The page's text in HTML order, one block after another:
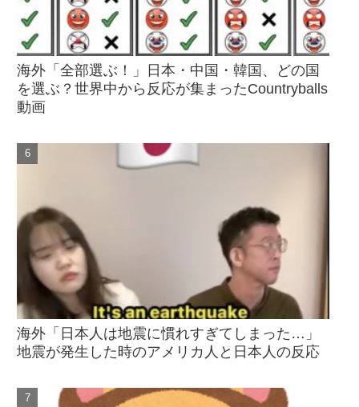
海外「全部選ぶ！」日本・中国・韓国、どの国
を選ぶ？世界中から反応が集まったCountryballs
動画
海外「日本人は地震に慣れすぎてしまった…」
地震が発生した時のアメリカ人と日本人の反応